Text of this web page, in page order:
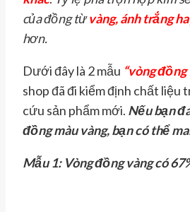
của đồng từvàng, ánh trắng
hơn.
Dưới đây là 2 mẫu “vòng
shop đã đi kiểm định chất liệu
cứu sản phẩm mới. Nếu bạn
đồng màu vàng, bạn có thể
Mẫu 1: Vòng đồng vàng có